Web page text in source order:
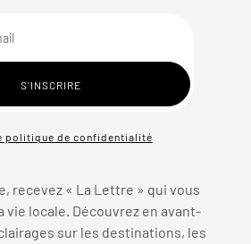
politique de confidentialité
recevez « La Lettre » qui vous
vie locale. Découvrez en avant-
sur les destinations, les